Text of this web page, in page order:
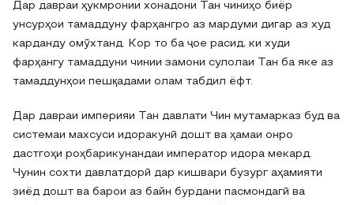
Дар давраи ҳукмронии хонадони Тан чиниҳо биёр
унсурҳои тамаддуну фарҳангро аз мардуми дигар аз худ
карданду омӯхтанд. Кор то ба ҷое расид, ки худи
фарҳангу тамаддуни чинии замони сулолаи Тан ба яке аз
тамаддунҳои пешқадами олам табдил ёфт.
Дар давраи империяи Тан давлати Чин мутамарказ буд ва
системаи махсуси идоракунӣ дошт ва ҳамаи онро
дастгоҳи роҳбарикунандаи император идора мекард.
Чунин сохти давлатдорӣ дар кишвари бузург аҳамияти
зиёд дошт ва барои аз байн бурдани пасмондагӣ ва